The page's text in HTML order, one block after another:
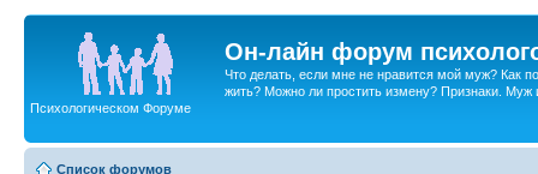
Он-лайн форум
Что делать, если мне не нравится мой муж? Как
жить? Можно ли простить измену? Признаки. Муж
Психологическом Форуме
Список форумов